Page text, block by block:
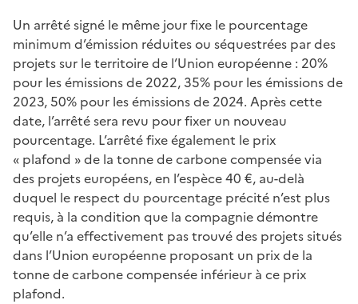
Un arrêté signé le même jour fixe le pourcentage
minimum d’émission réduites ou séquestrées par des
projets sur le territoire de l’Union européenne : 20%
pour les émissions de 2022, 35% pour les émissions de
2023, 50% pour les émissions de 2024. Après cette
date, l’arrêté sera revu pour fixer un nouveau
pourcentage. L’arrêté fixe également le prix
« plafond » de la tonne de carbone compensée via
des projets européens, en l’espèce 40 €, au-delà
duquel le respect du pourcentage précité n’est plus
requis, à la condition que la compagnie démontre
qu’elle n’a effectivement pas trouvé des projets situés
dans l’Union européenne proposant un prix de la
tonne de carbone compensée inférieur à ce prix
plafond.